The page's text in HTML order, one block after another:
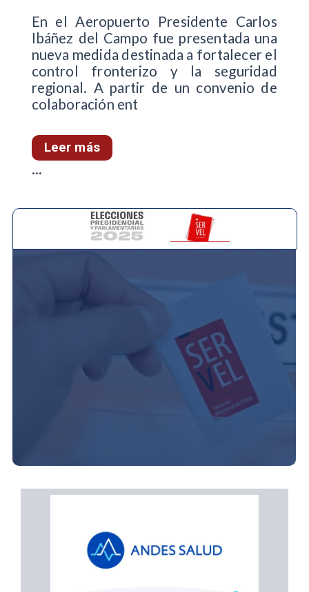
En el Aeropuerto Presidente Carlos
Ibáñez del Campo fue presentada una
nueva medida destinada a fortalecer el
control fronterizo y la seguridad
regional. A partir de un convenio de
colaboración ent
Leer más
...